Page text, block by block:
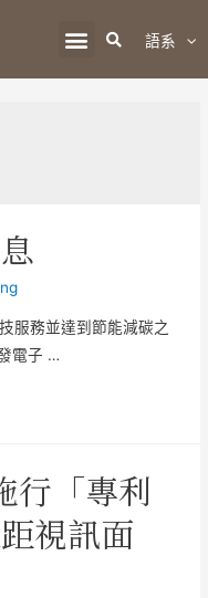
語系
服務並達到節能減碳之
電子 …
行「專利
視訊面